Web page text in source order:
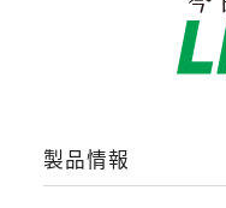
製品情報